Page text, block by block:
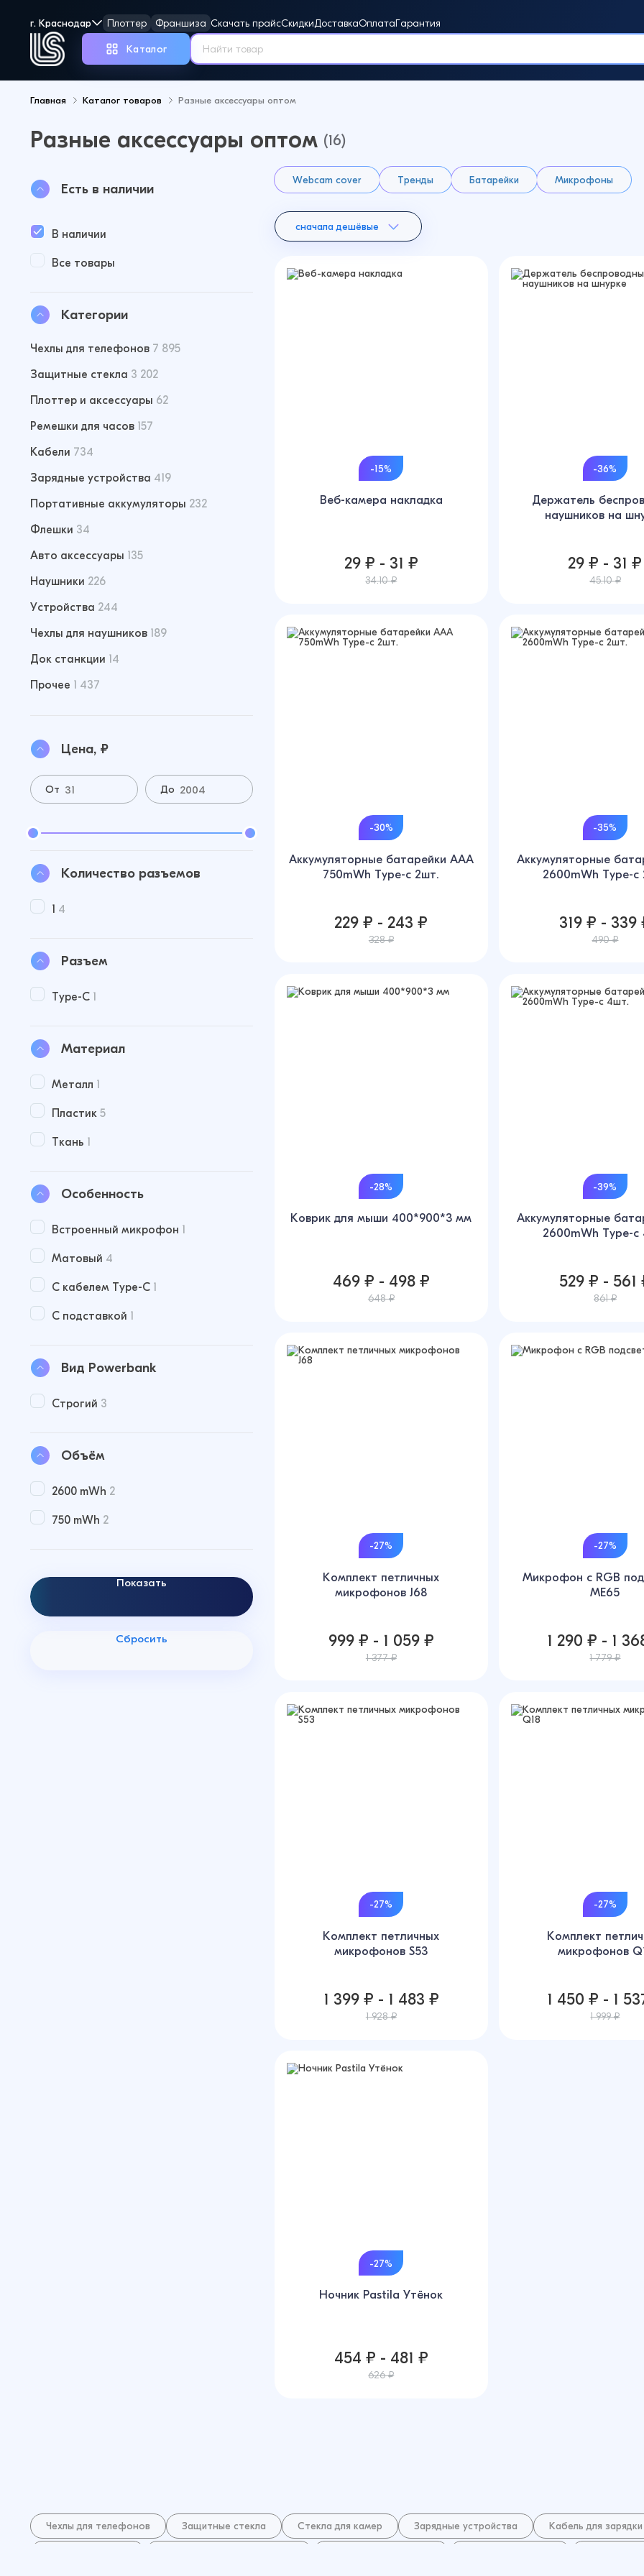
г. Краснодар Франшиза
Плоттер Скачать прайсСкидкиДоставкаОплатаГарантия
Каталог
Новинки
Главная Каталог товаров Разные аксессуары оптом
Разные аксессуары оптом (16)
Есть в наличии
В наличии
Все товары
Категории
Чехлы для телефонов 7 895
Защитные стекла 3 202
Плоттер и аксессуары 62
Ремешки для часов 157
Кабели 734
Зарядные устройства 419
Портативные аккумуляторы 232
Флешки 34
Авто аксессуары 135
Наушники 226
Устройства 244
Чехлы для наушников 189
Док станкции 14
Прочее 1 437
Цена, ₽
От До
Количество разъемов
1 4
Разъем
Type-C 1
Материал
Металл 1
Пластик 5
Ткань 1
Особенность
Встроенный микрофон 1
Матовый 4
С кабелем Type-C 1
С подставкой 1
Вид Powerbank
Строгий 3
Объём
2600 mWh 2
750 mWh 2
Сбросить
Показать
Webcam cover Тренды Батарейки Микрофоны
сначала дешёвые
-15%
Веб-камера накладка
29 ₽ - 31 ₽
34.10 ₽
-36%
Держатель
наушников на
29 ₽ - 31 ₽
45.10 ₽
-30%
Аккумуляторные батарейки AAA
750mWh Type-c 2шт.
229 ₽ - 243 ₽
328 ₽
-35%
Аккумуляторные
2600mWh Type-c
319 ₽ - 339
490 ₽
-28%
Коврик для мыши 400*900*3 мм
469 ₽ - 498 ₽
648 ₽
-39%
Аккумуляторные
2600mWh Type-c
529 ₽ - 561
861 ₽
-27%
Комплект петличных
микрофонов J68
999 ₽ - 1 059 ₽
1 377 ₽
-27%
Микрофон с RGB
ME65
1 290 ₽ - 1
1 779 ₽
-27%
Комплект петличных
микрофонов S53
1 399 ₽ - 1 483 ₽
1 928 ₽
-27%
Комплект
микрофонов
1 450 ₽ - 1
1 999 ₽
-27%
Ночник Pastila Утёнок
454 ₽ - 481 ₽
626 ₽
Чехлы для телефонов Защитные стекла Стекла для камер Зарядные устройства Кабель для зарядки